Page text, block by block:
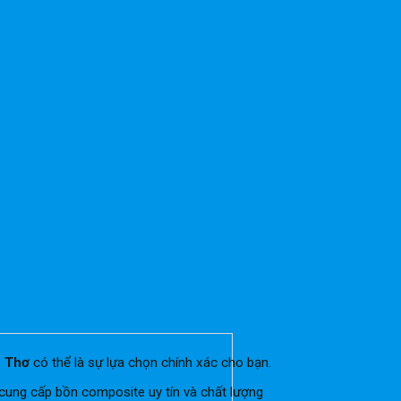
Thơ có thể là sự lựa chọn chính xác cho bạn.
cấp bồn composite uy tín và chất lượng